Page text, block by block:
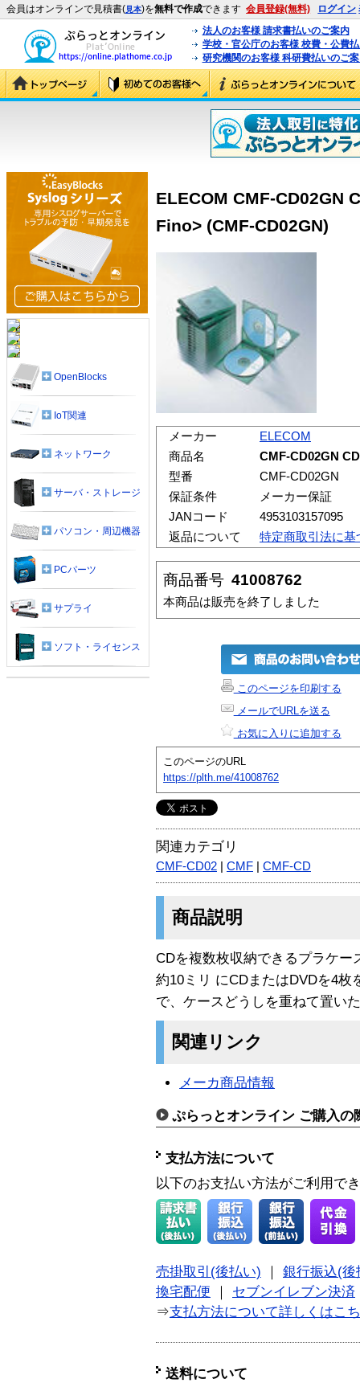
会員はオンラインで見積書(見本)を無料で作成できます 会員登録(無料) ログイン
法人のお客様 請求書払いのご案内
学校・官公庁のお客様 校費・公費
研究機関のお客様 科研費払いのご
ELECOM CMF-CD02GN
Fino> (CMF-CD02GN)
メーカー
ELECOM
商品名
CMF-CD02GN
型番
CMF-CD02GN
保証条件
メーカー保証
JANコード
4953103157095
返品について
特定商取引法に基
商品番号 41008762
本商品は販売を終了しました
このページを印刷する
メールでURLを送る
お気に入りに追加する
このページのURL
https://plth.me/41008762
関連カテゴリ
CMF-CD02 CMF CMF-CD
商品説明
CDを複数枚収納できるプラケー
約10ミリ にCDまたはDVDを4
で、ケースどうしを重ねて置い
関連リンク
メーカ商品情報
ぷらっとオンライン ご購入の
支払方法について
以下のお支払い方法がご利用で
売掛取引(後払い)
銀行振込(後
換宅配便
セブンイレブン決済
⇒支払方法について詳しくはこ
送料について
OpenBlocks
IoT関連
ネットワーク
サーバ・ストレージ
パソコン・周辺機器
PCパーツ
サプライ
ソフト・ライセンス